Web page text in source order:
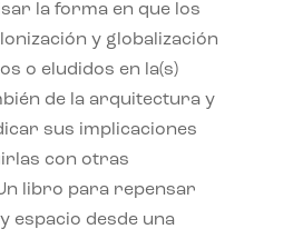
la forma en que los
y globalización
o eludidos en la(s)
de la arquitectura y
sus implicaciones
con otras
libro para repensar
espacio desde una